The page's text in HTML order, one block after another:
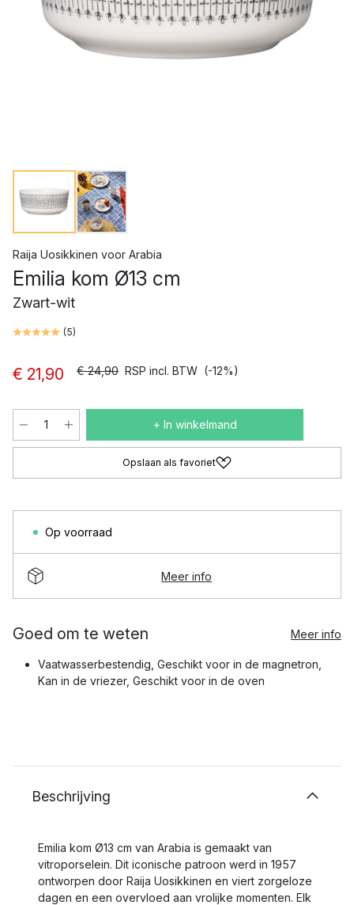
Raija Uosikkinen voor Arabia
Emilia kom Ø13 cm
Zwart-wit
(5)
€ 21,90 € 24,90 RSP incl. BTW (-12%)
+ In winkelmand
Opslaan als favoriet
Op voorraad
Meer info
Goed om te weten Meer info
Vaatwasserbestendig, Geschikt voor in de magnetron,
Kan in de vriezer, Geschikt voor in de oven
Beschrijving
Emilia kom Ø13 cm van Arabia is gemaakt van
vitroporselein. Dit iconische patroon werd in 1957
ontworpen door Raija Uosikkinen en viert zorgeloze
dagen en een overvloed aan vrolijke momenten. Elk